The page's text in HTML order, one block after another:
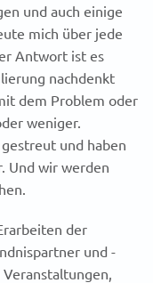
und auch einige
mich über jede
Antwort ist es
nachdenkt
dem Problem oder
weniger.
und haben
Und wir werden
der
und -